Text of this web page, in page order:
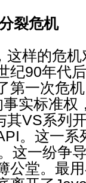
裂危机
这样的危
纪90年代
第一次危
实标准权
其VS系列
。这一系
这一纷争
公堂。最